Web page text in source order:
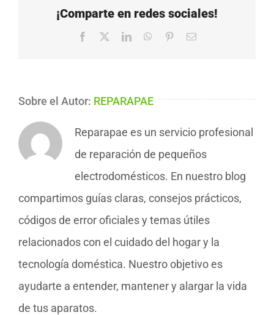
¡Comparte en redes sociales!
Facebook LinkedInWhatsApp
PinterestCorreo
Sobre el Autor: REPARAPAE
Reparapae es un servicio profesional
de reparación de pequeños
electrodomésticos. En nuestro blog
compartimos guías claras, consejos prácticos,
códigos de error oficiales y temas útiles
relacionados con el cuidado del hogar y la
tecnología doméstica. Nuestro objetivo es
ayudarte a entender, mantener y alargar la vida
de tus aparatos.